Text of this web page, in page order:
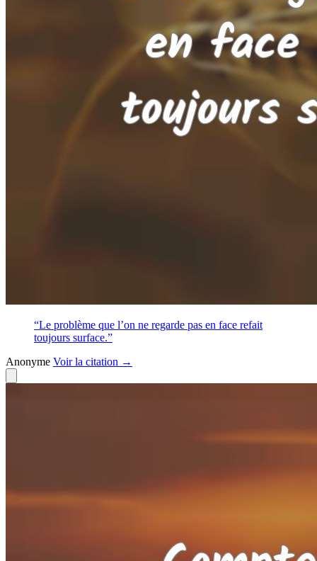
“Le problème que l’on ne regarde pas en face refait
toujours surface.”
Anonyme Voirla citation →